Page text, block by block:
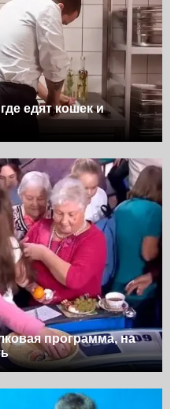
едят кошек и
программа, на